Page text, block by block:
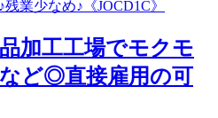
加工工場でモクモ
ど◎直接雇用の可